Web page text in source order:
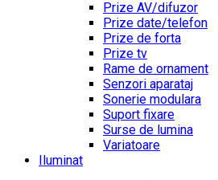
Prize AV/difuzor
Prize date/telefon
Prize de forta
Prize tv
Rame de ornament
Senzori aparataj
Sonerie modulara
Suport fixare
Surse de lumina
Variatoare
Iluminat